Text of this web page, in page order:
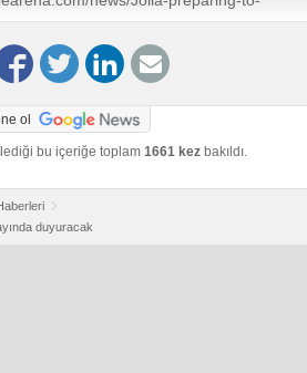
in-May-those-who-pre-order-to-
ol
bu içeriğe toplam 1661 kez bakıldı.
duyuracak